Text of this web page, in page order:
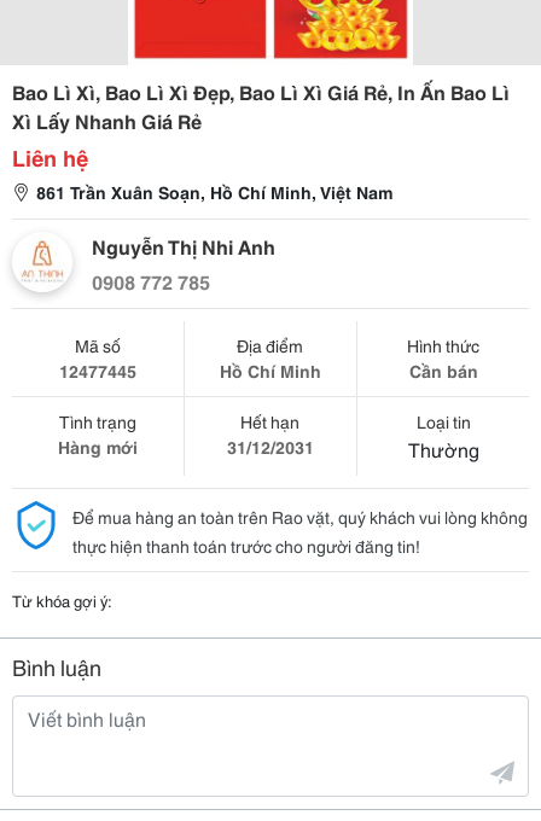
Bao Lì Xì, Bao Lì Xì Đẹp, Bao Lì Xì Giá Rẻ, In Ấn Bao Lì
Xì Lấy Nhanh Giá Rẻ
Liên hệ
861 Trần Xuân Soạn, Hồ Chí Minh, Việt Nam
Nguyễn Thị Nhi Anh
0908 772 785
Mã số
12477445
Địa điểm
Hồ Chí Minh
Hình thức
Cần bán
Tình trạng
Hàng mới
Hết hạn
31/12/2031
Loại tin
Thường
Để mua hàng an toàn trên Rao vặt, quý khách vui lòng không
thực hiện thanh toán trước cho người đăng tin!
Từ khóa gợi ý:
Bình luận